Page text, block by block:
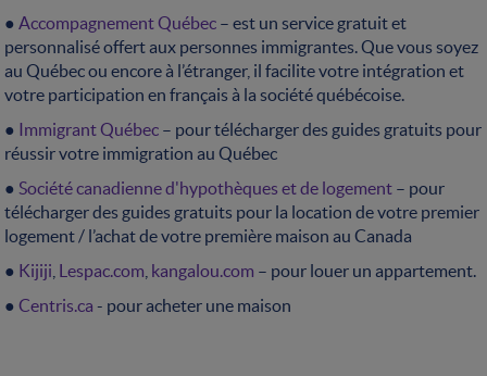
●Accompagnement Québec – est un service gratuit et
personnalisé offert aux personnes immigrantes. Que vous soyez
au Québec ou encore à l’étranger, il facilite votre intégration et
votre participation en français à la société québécoise.
● Immigrant Québec – pour télécharger des guides gratuits pour
réussir votre immigration au Québec
●Société canadienne d'hypothèques et de logement – pour
télécharger des guides gratuits pour la location de votre premier
logement / l’achat de votre première maison au Canada
● Kijiji Lespac.com kangalou.com – pour louer un appartement.
●Centris.ca - pour acheter une maison